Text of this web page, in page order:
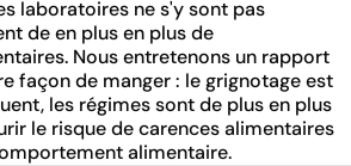
laboratoires ne s'y sont pas
de en plus en plus de
Nous entretenons un rapport
façon de manger : le grignotage est
les régimes sont de plus en plus
le risque de carences alimentaires
alimentaire.